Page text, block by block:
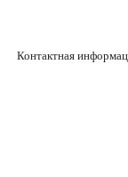
Контактная